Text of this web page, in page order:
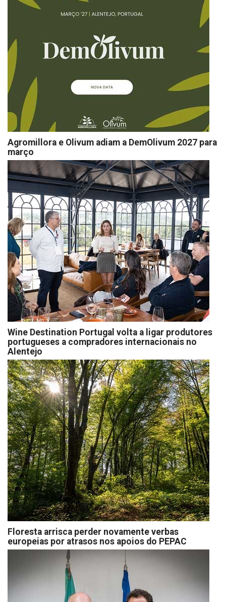
Agromillora e Olivum adiam a DemOlivum 2027 para
março
Wine Destination Portugal volta a ligar produtores
portugueses a compradores internacionais no
Alentejo
Floresta arrisca perder novamente verbas
europeias por atrasos nos apoios do PEPAC